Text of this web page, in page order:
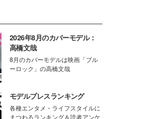
2026年8月のカバーモデル：
高橋文哉
8月のカバーモデルは映画「ブル
ーロック」の高橋文哉
モデルプレスランキング
各種エンタメ・ライフスタイルに
まつわるランキング＆読者アンケ